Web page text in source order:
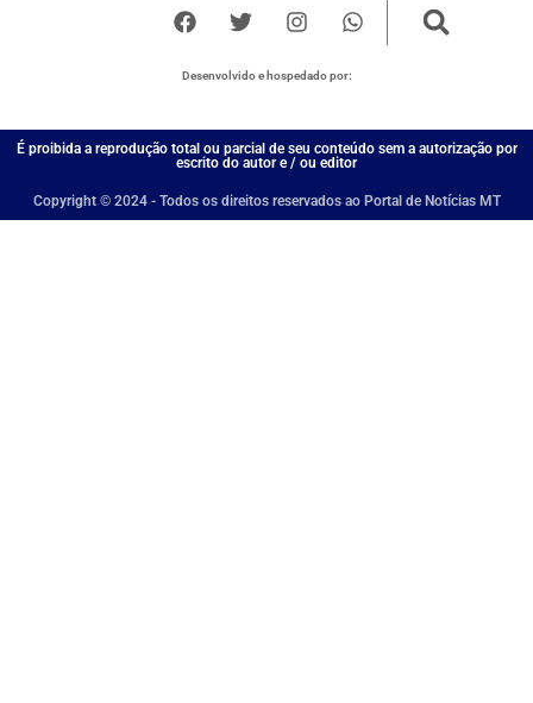
Desenvolvido e hospedado por:
É proibida a reprodução total ou parcial de seu conteúdo sem a autorização por
escrito do autor e / ou editor
Copyright © 2024 - Todos os direitos reservados ao Portal de Notícias MT